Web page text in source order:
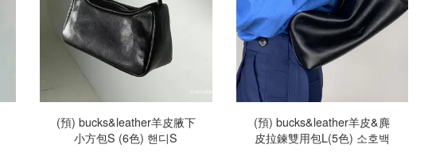
(預) bucks&leather羊皮腋下
小方包S (6色) 핸디S
(預) bucks&leather羊皮&麂
皮拉鍊雙用包L(5色) 소호백